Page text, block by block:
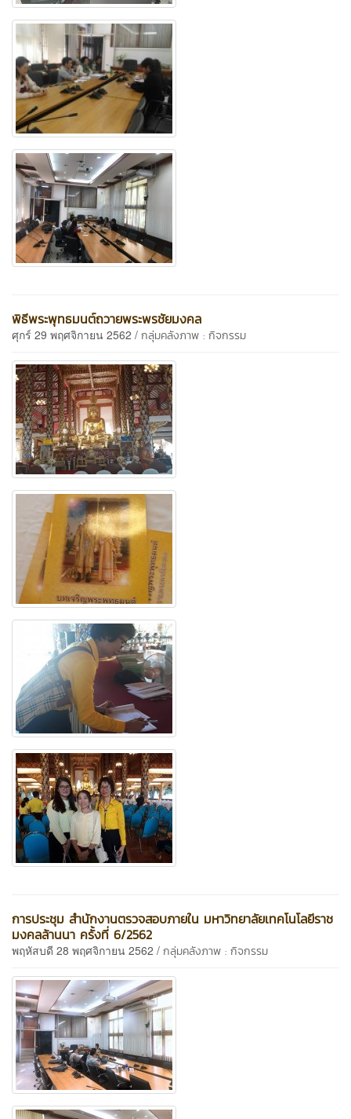
พิธีพระพุทธมนต์ถวายพระพรชัยมงคล
ศุกร์ 29 พฤศจิกายน 2562 / กลุ่มคลังภาพ : กิจกรรม
การประชุม สำนักงานตรวจสอบภายใน มหาวิทยาลัยเทคโนโลยีราช
มงคลล้านนา ครั้งที่ 6/2562
พฤหัสบดี 28 พฤศจิกายน 2562 / กลุ่มคลังภาพ : กิจกรรม